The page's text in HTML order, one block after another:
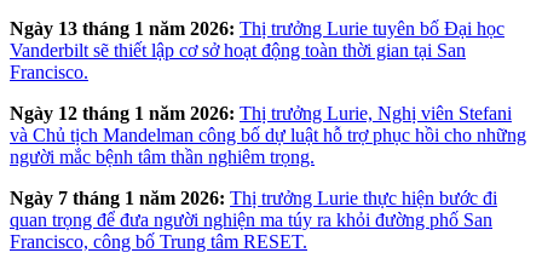
Ngày 13 tháng 1 năm 2026: Thị trưởng Lurie tuyên bố Đại học
Vanderbilt sẽ thiết lập cơ sở hoạt động toàn thời gian tại San
Francisco.
Ngày 12 tháng 1 năm 2026: Thị trưởng Lurie, Nghị viên Stefani
và Chủ tịch Mandelman công bố dự luật hỗ trợ phục hồi cho những
người mắc bệnh tâm thần nghiêm trọng.
Ngày 7 tháng 1 năm 2026: Thị trưởng Lurie thực hiện bước đi
quan trọng để đưa người nghiện ma túy ra khỏi đường phố San
Francisco, công bố Trung tâm RESET.